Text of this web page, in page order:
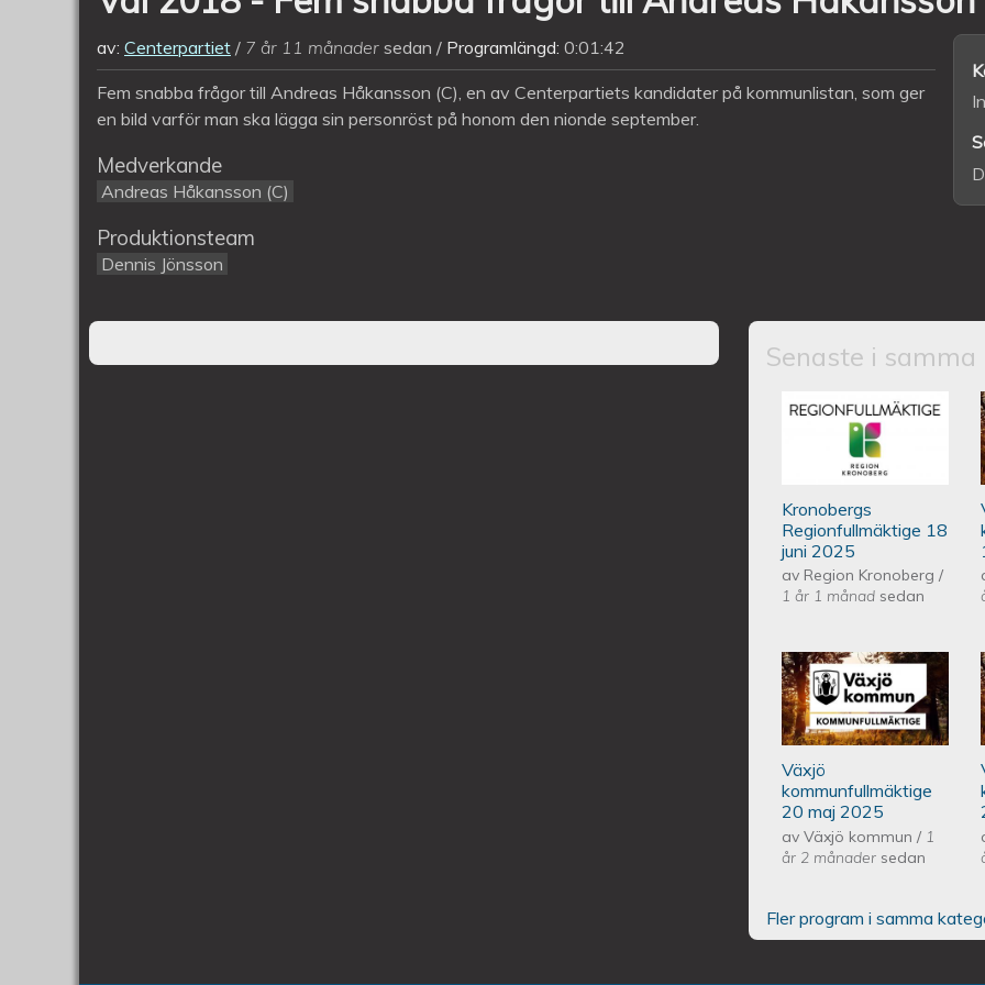
av: Centerpartiet 7 år 11 månader sedan Programlängd: 0:01:42
Fem snabba frågor till Andreas Håkansson (C), en av Centerpartiets kandidater på kommunlistan, som ger
en bild varför man ska lägga sin personröst på honom den nionde september.
Medverkande
Andreas Håkansson (C)
Produktionsteam
Dennis Jönsson
Senaste i
Kronobergs
Kronobergs
Regionfullmäktige 18
juni 2025
av Region Kronoberg/
1 år 1 månad sedan
Växjös
Växjö
kommunfullmäktige
20 maj 2025
avVäxjö kommun/ 1
år 2 månader sedan
Fler program i samma